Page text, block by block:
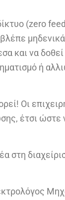
(zero
και να δοθεί
ή
Οι
έτσι ώστε
στη